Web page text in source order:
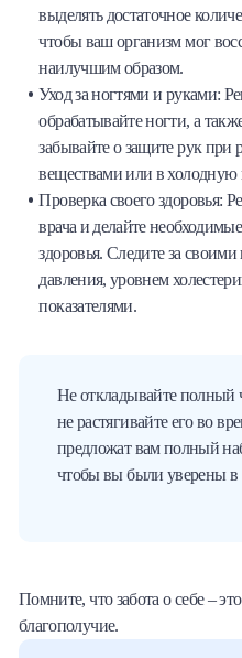
выделять достаточное
чтобы ваш организм мог
наилучшим образом.
Уход за ногтями и руками:
обрабатывайте ногти, а
забывайте о защите рук при
веществами или в холодную
Проверка своего здоровья:
врача и делайте
здоровья. Следите за
давления, уровнем
показателями.
Не откладывайте полный
не растягивайте его во
предложат вам полный
чтобы вы были уверены в
Помните, что забота о себе –
благополучие.